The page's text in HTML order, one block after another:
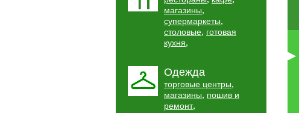
магазины,
супермаркеты,
столовые, готовая
кухня,
Одежда
торговые центры,
магазины, пошив и
ремонт,